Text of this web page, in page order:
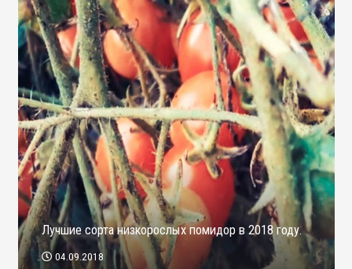
Лучшие сорта низкорослых помидор в 2018 году.
04.09.2018